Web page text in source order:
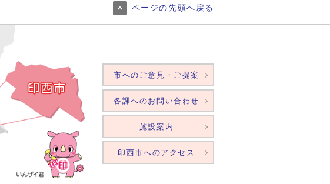
ページの先頭へ戻る
市へのご意見・ご提案
各課へのお問い合わせ
施設案内
印西市へのアクセス